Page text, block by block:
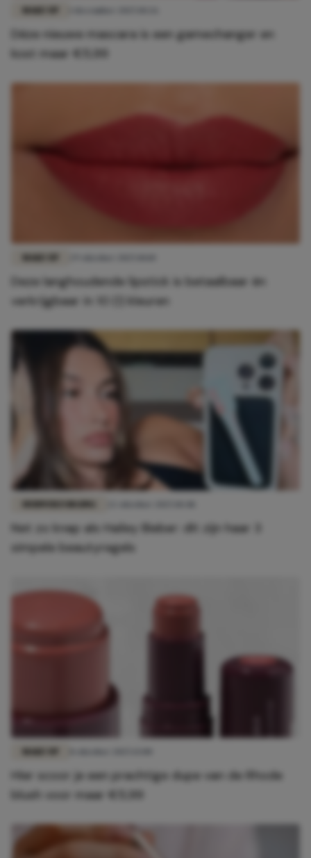
Déze nieuwe mascara is een gamechanger en
kost maar €5,99
Deze langhoudende lipstick is betaalbaar én
verkrijgbaar in 10 (!) kleuren
Net zo knap als Hailey Bieber: dít zijn haar 3
simpele beautyregels
MAKE-UP
Híer scoor je een prachtige dupe van de Rhode
blush voor maar €5,99